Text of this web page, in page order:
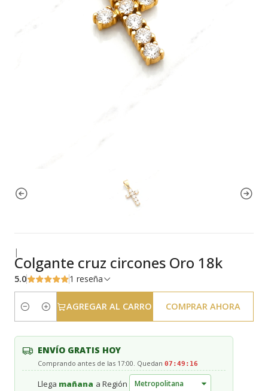
|
Colgante cruz circones Oro 18k
5.0 1 reseña
Cantidad
AGREGAR AL CARRO COMPRAR AHORA
ENVÍO GRATIS HOY
Comprando antes de las 17:00. Quedan 07:49:16
Llega mañana a Región